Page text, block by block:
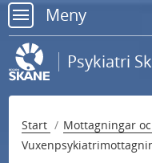
Gå
till
sidans
innehåll
Meny
Psykiatri
Start
Mottagningar